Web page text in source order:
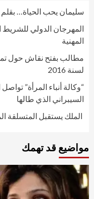
سليمان يحب الحياة… بقلم
المهنية
مطالب بفتح نقاش حول
لسنة 2016
“وكالة أنباء المرأة”
السيبراني الذي طالها
الملك يستقبل المتسلقة
مواضيع قد تهمك